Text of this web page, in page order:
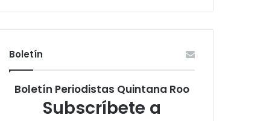
Boletín
Boletín Periodistas Quintana Roo
Subscríbete a